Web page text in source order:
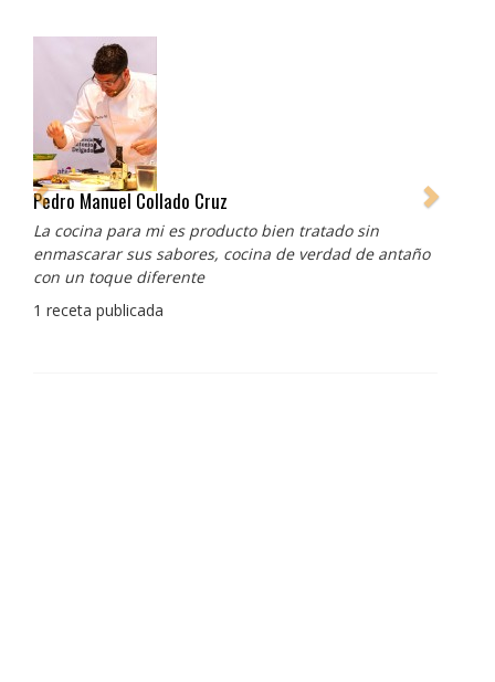
Pedro Manuel Collado Cruz
La cocina para mi es producto bien tratado sin
enmascarar sus sabores, cocina de verdad de antaño
con un toque diferente
1 receta publicada